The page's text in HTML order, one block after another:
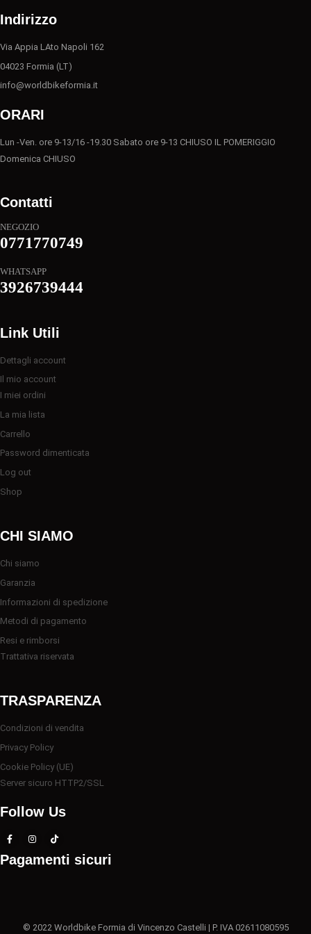
Indirizzo
Via Appia LAto Napoli 162
04023 Formia (LT)
info@worldbikeformia.it
ORARI
Lun -Ven. ore 9-13/16 -19.30 Sabato ore 9-13 CHIUSO IL POMERIGGIO
Domenica CHIUSO
Contatti
NEGOZIO
0771770749
WHATSAPP
3926739444
Link Utili
Dettagli account
Il mio account
I miei ordini
La mia lista
Carrello
Password dimenticata
Log out
Shop
CHI SIAMO
Chi siamo
Garanzia
Informazioni di spedizione
Metodi di pagamento
Resi e rimborsi
Trattativa riservata
TRASPARENZA
Condizioni di vendita
Privacy Policy
Cookie Policy (UE)
Server sicuro HTTP2/SSL
Follow Us
Pagamenti sicuri
© 2022 Worldbike Formia di Vincenzo Castelli | P. IVA 02611080595